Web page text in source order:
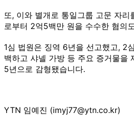
또, 이와 별개로 통일그룹 고문 자리
로부터 2억5백만 원을 수수한 혐의
1심 법원은 징역 6년을 선고했고, 2
백하고 샤넬 가방 등 주요 증거물을
5년으로 감형됐습니다.
YTN 임예진 (imyj77@ytn.co.kr)